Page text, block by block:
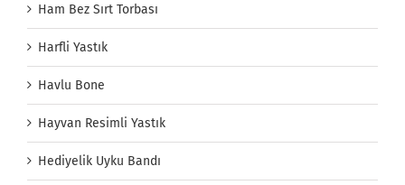
Ham Bez Sırt Torbası
Harfli Yastık
Havlu Bone
Hayvan Resimli Yastık
Hediyelik Uyku Bandı